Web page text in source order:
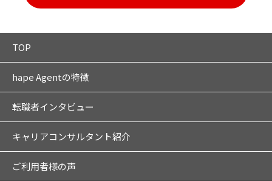
TOP
hape Agentの特徴
転職者インタビュー
キャリアコンサルタント紹介
ご利用者様の声